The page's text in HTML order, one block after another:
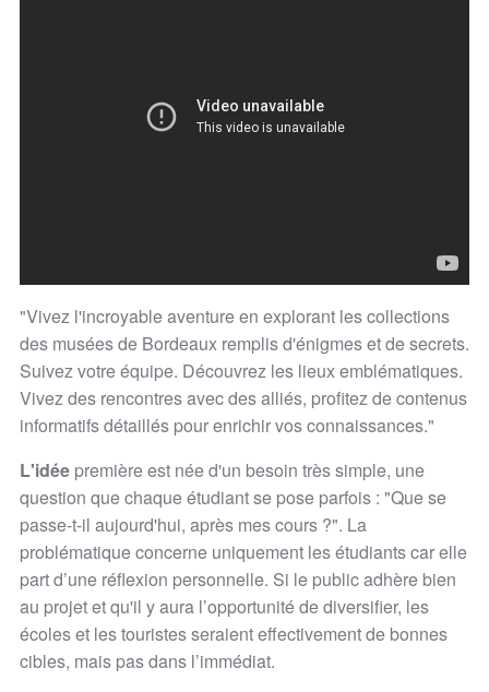
"Vivez l'incroyable aventure en explorant les collections
des musées de Bordeaux remplis d'énigmes et de secrets.
Suivez votre équipe. Découvrez les lieux emblématiques.
Vivez des rencontres avec des alliés, profitez de contenus
informatifs détaillés pour enrichir vos connaissances."
L'idéepremière est née d'un besoin très simple, une
question que chaque étudiant se pose parfois : "Que se
passe-t-il aujourd'hui, après mes cours ?". La
problématique concerne uniquement les étudiants car elle
part d’une réflexion personnelle. Si le public adhère bien
au projet et qu'il y aura l’opportunité de diversifier, les
écoles et les touristes seraient effectivement de bonnes
cibles, mais pas dans l’immédiat.